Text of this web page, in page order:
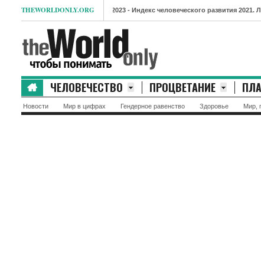
THEWORLDONLY.ORG- Индекс человеческого развития 2021. Лидеры и
ЧЕЛОВЕЧЕСТВО ПРОЦВЕТАНИЕ
Новости Мир в цифрах Гендерное равенство Здоровье Мир,